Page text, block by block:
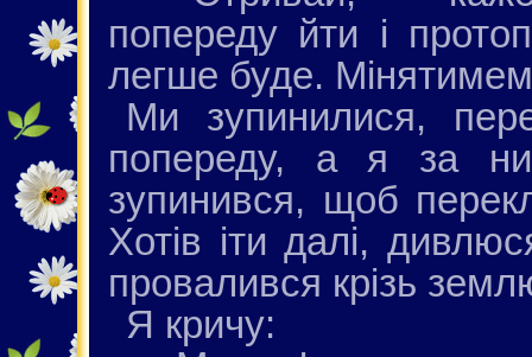
попереду йти і
легше буде.
Ми зупинилися,
попереду, а я за
зупинився, щоб
Хотів іти далі,
провалився крізь
Я кричу: